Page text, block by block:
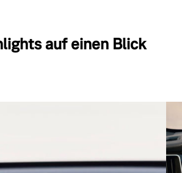
auf einen Blick